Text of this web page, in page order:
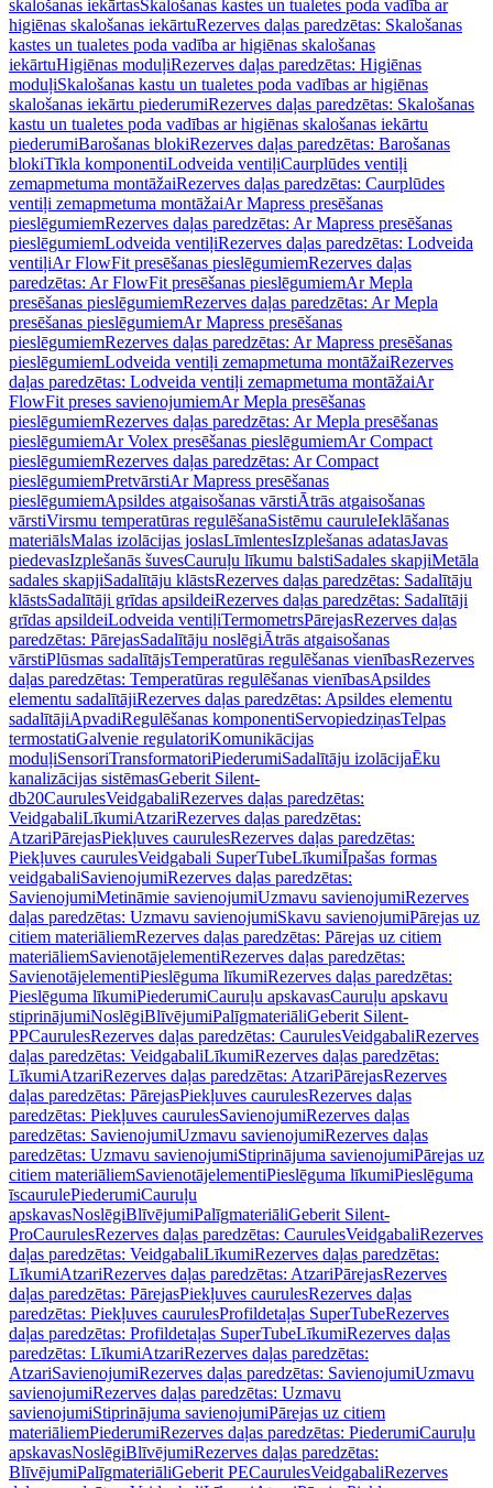
skalošanas iekārtasSkalošanas kastes un tualetes poda vadība ar
higiēnas skalošanas iekārtuRezerves daļas paredzētas: Skalošanas
kastes un tualetes poda vadība ar higiēnas skalošanas
iekārtuHigiēnas moduļiRezerves daļas paredzētas: Higiēnas
moduļiSkalošanas kastu un tualetes poda vadības ar higiēnas
skalošanas iekārtu piederumiRezerves daļas paredzētas: Skalošanas
kastu un tualetes poda vadības ar higiēnas skalošanas iekārtu
piederumiBarošanas blokiRezerves daļas paredzētas: Barošanas
blokiTīkla komponentiLodveida ventiļiCaurplūdes ventiļi
zemapmetuma montāžaiRezerves daļas paredzētas: Caurplūdes
ventiļi zemapmetuma montāžaiAr Mapress presēšanas
pieslēgumiemRezerves daļas paredzētas: Ar Mapress presēšanas
pieslēgumiemLodveida ventiļiRezerves daļas paredzētas: Lodveida
ventiļiAr FlowFit presēšanas pieslēgumiemRezerves daļas
paredzētas: Ar FlowFit presēšanas pieslēgumiemAr Mepla
presēšanas pieslēgumiemRezerves daļas paredzētas: Ar Mepla
presēšanas pieslēgumiemAr Mapress presēšanas
pieslēgumiemRezerves daļas paredzētas: Ar Mapress presēšanas
pieslēgumiemLodveida ventiļi zemapmetuma montāžaiRezerves
daļas paredzētas: Lodveida ventiļi zemapmetuma montāžaiAr
FlowFit preses savienojumiemAr Mepla presēšanas
pieslēgumiemRezerves daļas paredzētas: Ar Mepla presēšanas
pieslēgumiemAr Volex presēšanas pieslēgumiemAr Compact
pieslēgumiemRezerves daļas paredzētas: Ar Compact
pieslēgumiemPretvārstiAr Mapress presēšanas
pieslēgumiemApsildes atgaisošanas vārstiĀtrās atgaisošanas
vārstiVirsmu temperatūras regulēšanaSistēmu cauruleIeklāšanas
materiālsMalas izolācijas joslasLīmlentesIzplešanas adatasJavas
piedevasIzplešanās šuvesCauruļu līkumu balstiSadales skapjiMetāla
sadales skapjiSadalītāju klāstsRezerves daļas paredzētas: Sadalītāju
klāstsSadalītāji grīdas apsildeiRezerves daļas paredzētas: Sadalītāji
grīdas apsildeiLodveida ventiļiTermometrsPārejasRezerves daļas
paredzētas: PārejasSadalītāju noslēgiĀtrās atgaisošanas
vārstiPlūsmas sadalītājsTemperatūras regulēšanas vienībasRezerves
daļas paredzētas: Temperatūras regulēšanas vienībasApsildes
elementu sadalītājiRezerves daļas paredzētas: Apsildes elementu
sadalītājiApvadiRegulēšanas komponentiServopiedziņasTelpas
termostatiGalvenie regulatoriKomunikācijas
moduļiSensoriTransformatoriPiederumiSadalītāju izolācijaĒku
kanalizācijas sistēmasGeberit Silent-
db20CaurulesVeidgabaliRezerves daļas paredzētas:
VeidgabaliLīkumiAtzariRezerves daļas paredzētas:
AtzariPārejasPiekļuves caurulesRezerves daļas paredzētas:
Piekļuves caurulesVeidgabali SuperTubeLīkumiĪpašas formas
veidgabaliSavienojumiRezerves daļas paredzētas:
SavienojumiMetināmie savienojumiUzmavu savienojumiRezerves
daļas paredzētas: Uzmavu savienojumiSkavu savienojumiPārejas uz
citiem materiāliemRezerves daļas paredzētas: Pārejas uz citiem
materiāliemSavienotājelementiRezerves daļas paredzētas:
SavienotājelementiPieslēguma līkumiRezerves daļas paredzētas:
Pieslēguma līkumiPiederumiCauruļu apskavasCauruļu apskavu
stiprinājumiNoslēgiBlīvējumiPalīgmateriāliGeberit Silent-
PPCaurulesRezerves daļas paredzētas: CaurulesVeidgabaliRezerves
daļas paredzētas: VeidgabaliLīkumiRezerves daļas paredzētas:
LīkumiAtzariRezerves daļas paredzētas: AtzariPārejasRezerves
daļas paredzētas: PārejasPiekļuves caurulesRezerves daļas
paredzētas: Piekļuves caurulesSavienojumiRezerves daļas
paredzētas: SavienojumiUzmavu savienojumiRezerves daļas
paredzētas: Uzmavu savienojumiStiprinājuma savienojumiPārejas uz
citiem materiāliemSavienotājelementiPieslēguma līkumiPieslēguma
īscaurulePiederumiCauruļu
apskavasNoslēgiBlīvējumiPalīgmateriāliGeberit Silent-
ProCaurulesRezerves daļas paredzētas: CaurulesVeidgabaliRezerves
daļas paredzētas: VeidgabaliLīkumiRezerves daļas paredzētas:
LīkumiAtzariRezerves daļas paredzētas: AtzariPārejasRezerves
daļas paredzētas: PārejasPiekļuves caurulesRezerves daļas
paredzētas: Piekļuves caurulesProfildetaļas SuperTubeRezerves
daļas paredzētas: Profildetaļas SuperTubeLīkumiRezerves daļas
paredzētas: LīkumiAtzariRezerves daļas paredzētas:
AtzariSavienojumiRezerves daļas paredzētas: SavienojumiUzmavu
savienojumiRezerves daļas paredzētas: Uzmavu
savienojumiStiprinājuma savienojumiPārejas uz citiem
materiāliemPiederumiRezerves daļas paredzētas: PiederumiCauruļu
apskavasNoslēgiBlīvējumiRezerves daļas paredzētas:
BlīvējumiPalīgmateriāliGeberit PECaurulesVeidgabaliRezerves